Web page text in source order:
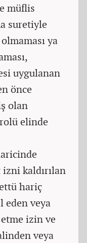
müflis
suretiyle
ya
uygulanan
önce
olan
elinde
kaldırılan
hariç
eden veya
etme izin ve
veya